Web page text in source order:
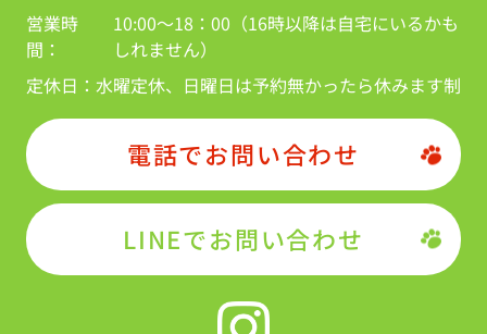
営業時
間：
10:00～18：00（16時以降は自宅にいるかも
しれません）
定休日： 水曜定休、日曜日は予約無かったら休みます制
電話でお問い合わせ
LINEでお問い合わせ